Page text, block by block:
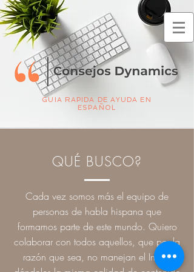
GUIA RAPIDA DE AYUDA EN
ESPAÑOL
QUÉ BUSCO?
Cada vez somos más el equipo de
personas de habla hispana que
formamos parte de este mundo. Quiero
colaborar con todos aquellos, que por la
razón que sea, no manejan el Ingles